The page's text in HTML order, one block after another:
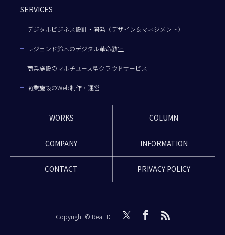
SERVICES
デジタルビジネス設計・開発（デザイン＆マネジメント）
レジェンド鈴木のデジタル革命教室
商業施設のマルチユース型クラウドサービス
商業施設のWeb制作・運営
WORKS COLUMN
COMPANY INFORMATION
CONTACT PRIVACY POLICY
Copyright © Real iD